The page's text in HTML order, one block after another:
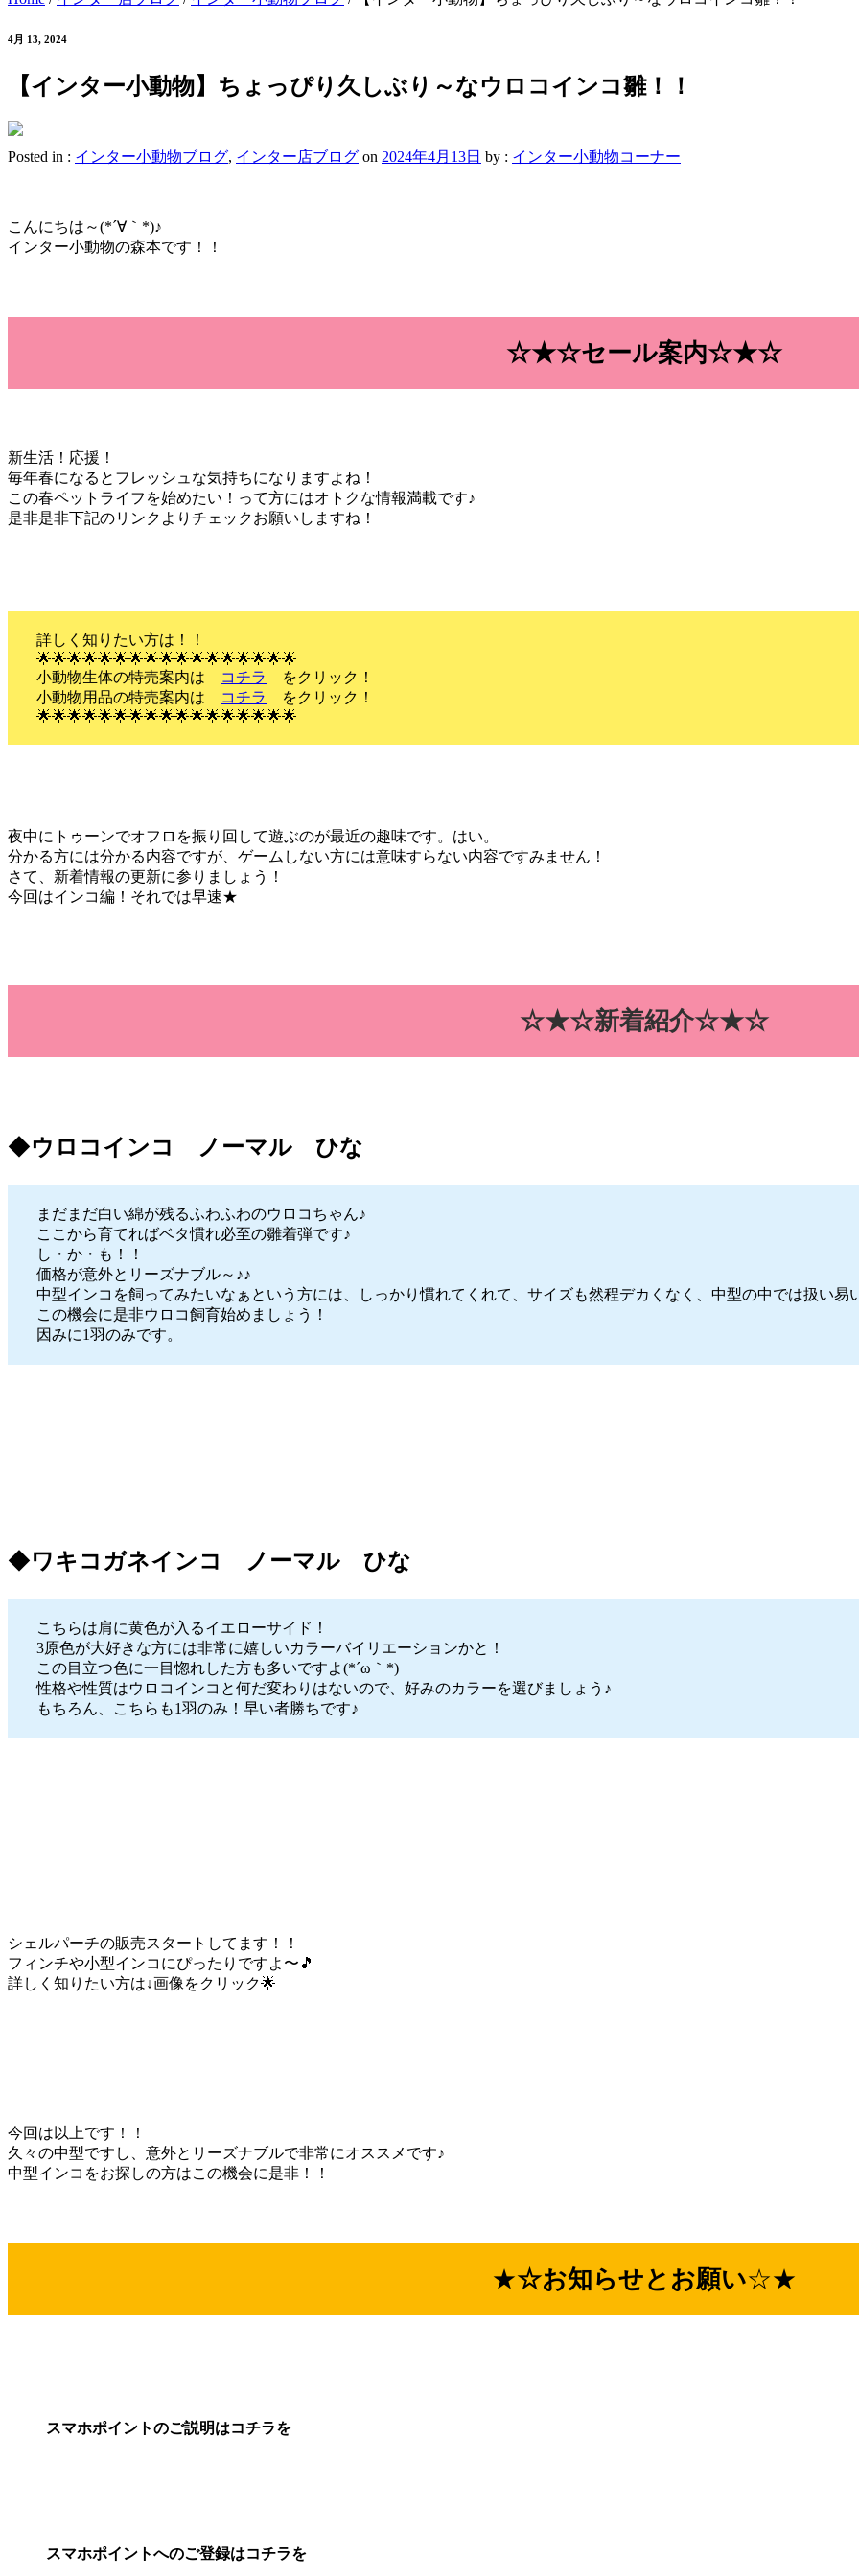
4月 13, 2024
【インター小動物】ちょっぴり久しぶり～なウロコインコ雛！！
Posted in : インター小動物ブログ, インター店ブログ on 2024年4月13日 by : インター小動物コーナー
こんにちは～(*´∀｀*)♪
インター小動物の森本です！！
☆★☆セール案内☆★☆
新生活！応援！
毎年春になるとフレッシュな気持ちになりますよね！
この春ペットライフを始めたい！って方にはオトクな情報満載です♪
是非是非下記のリンクよりチェックお願いしますね！
詳しく知りたい方は！！
🌟🌟🌟🌟🌟🌟🌟🌟🌟🌟🌟🌟🌟🌟🌟🌟🌟
小動物生体の特売案内は
コチラ
をクリック！
小動物用品の特売案内は
コチラ
をクリック！
🌟🌟🌟🌟🌟🌟🌟🌟🌟🌟🌟🌟🌟🌟🌟🌟🌟
夜中にトゥーンでオフロを振り回して遊ぶのが最近の趣味です。はい。
分かる方には分かる内容ですが、ゲームしない方には意味すらない内容ですみません！
さて、新着情報の更新に参りましょう！
今回はインコ編！それでは早速★
☆★☆新着紹介☆★☆
◆ウロコインコ ノーマル ひな
まだまだ白い綿が残るふわふわのウロコちゃん♪
ここから育てればベタ慣れ必至の雛着弾です♪
し・か・も！！
価格が意外とリーズナブル～♪♪
中型インコを飼ってみたいなぁという方には、しっかり慣れてくれて、サイズも然程デカくなく、中型の中では扱い易
この機会に是非ウロコ飼育始めましょう！
因みに1羽のみです。
◆ワキコガネインコ ノーマル ひな
こちらは肩に黄色が入るイエローサイド！
3原色が大好きな方には非常に嬉しいカラーバイリエーションかと！
この目立つ色に一目惚れした方も多いですよ(*´ω｀*)
性格や性質はウロコインコと何だ変わりはないので、好みのカラーを選びましょう♪
もちろん、こちらも1羽のみ！早い者勝ちです♪
シェルパーチの販売スタートしてます！！
フィンチや小型インコにぴったりですよ〜🎵
詳しく知りたい方は↓画像をクリック🌟
今回は以上です！！
久々の中型ですし、意外とリーズナブルで非常にオススメです♪
中型インコをお探しの方はこの機会に是非！！
★☆お知らせとお願い☆★
スマホポイントのご説明はコチラを
スマホポイントへのご登録はコチラを